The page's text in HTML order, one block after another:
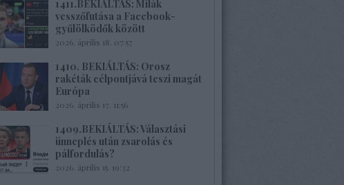
1411.BEKIÁLTÁS: Milák
vesszőfutása a Facebook-
gyűlölködők között
2026. április 18. 07:57
1410. BEKIÁLTÁS: Orosz
rakéták célpontjává teszi magát
Európa
2026. április 17. 11:56
1409.BEKIÁLTÁS: Választási
ünneplés után zsarolás és
pálfordulás?
2026. április 15. 19:32